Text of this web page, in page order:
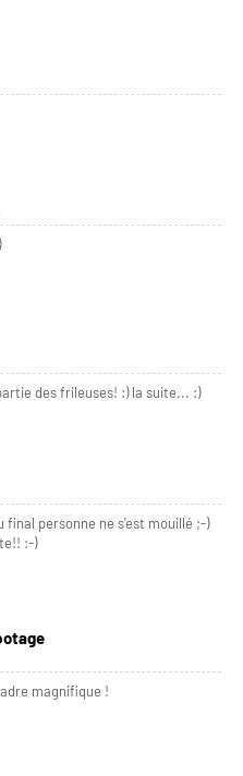
des frileuses! :) la suite... :)
final personne ne s'est mouillé ;-)
:-)
magnifique !